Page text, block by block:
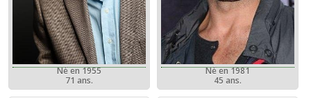
Né en 1955
71 ans.
Né en 1981
45 ans.